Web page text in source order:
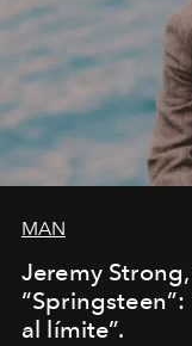
MAN
Jeremy
al límite”.